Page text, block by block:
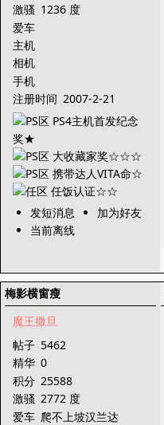
激骚 1236 度
爱车
主机
相机
手机
注册时间 2007-2-21
发短消息
加为好友
当前离线
梅影横窗瘦
魔王撒旦
帖子 5462
精华 0
积分 25588
激骚 2772 度
爱车 爬不上坡汉兰达